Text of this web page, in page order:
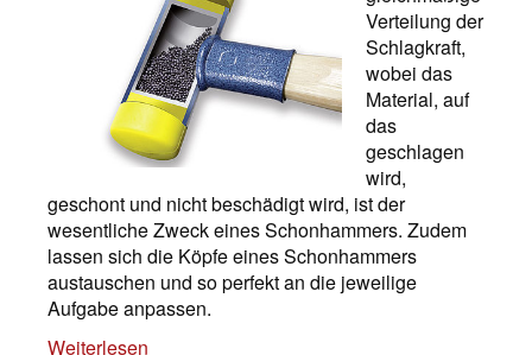
Verteilung der
Schlagkraft,
wobei das
Material, auf
das
geschlagen
wird,
geschont und nicht beschädigt wird, ist der
wesentliche Zweck eines Schonhammers. Zudem
lassen sich die Köpfe eines Schonhammers
austauschen und so perfekt an die jeweilige
Aufgabe anpassen.
Weiterlesen